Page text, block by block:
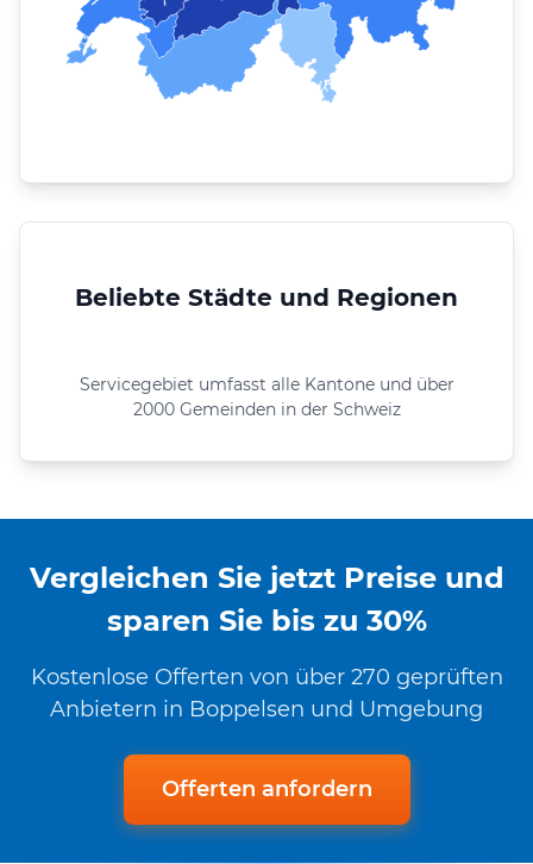
Beliebte Städte und Regionen
Servicegebiet umfasst alle Kantone und über
2000 Gemeinden in der Schweiz
Vergleichen Sie jetzt Preise und
sparen Sie bis zu 30%
Kostenlose Offerten von über 270 geprüften
Anbietern in Boppelsen und Umgebung
Offerten anfordern